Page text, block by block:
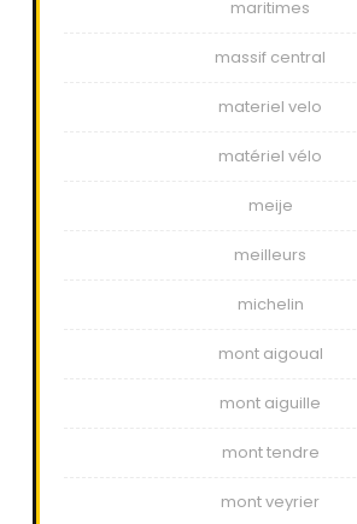
maritimes
massif central
materiel velo
matériel vélo
meije
meilleurs
michelin
mont aigoual
mont aiguille
mont tendre
mont veyrier